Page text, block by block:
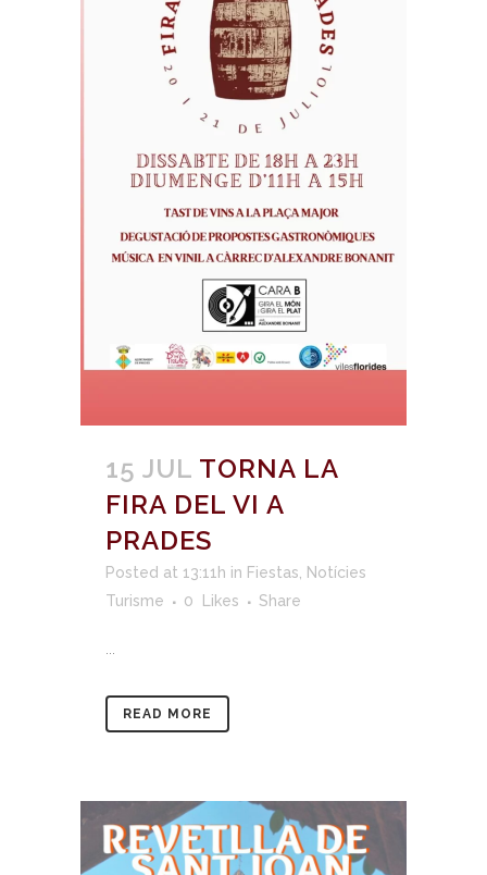
15 JUL TORNA LA
FIRA DEL VI A
PRADES
Posted at 13:11h in Fiestas, Notícies
Turisme
0 Likes Share
...
READ MORE